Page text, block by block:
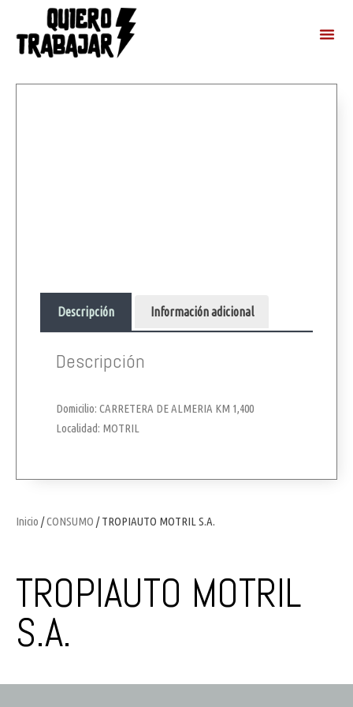
Inicio /CONSUMO / TROPIAUTO MOTRIL S.A.
TROPIAUTO MOTRIL
S.A.
Descripción Información adicional
Descripción
Domicilio: CARRETERA DE ALMERIA KM 1,400
Localidad: MOTRIL